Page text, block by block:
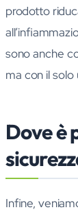
prodotto
sono anche
ma con il
Dove è
Infine,